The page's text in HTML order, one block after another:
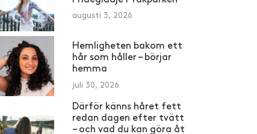
augusti 3, 2026
Hemligheten bakom ett
hår som håller – börjar
hemma
juli 30, 2026
Därför känns håret fett
redan dagen efter tvätt
– och vad du kan göra åt